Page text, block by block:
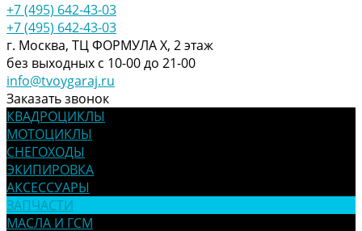
+7 (495) 642-43-03
+7 (495) 642-43-03
г. Москва, ТЦ ФОРМУЛА Х, 2 этаж
без выходных с 10-00 до 21-00
info@tvoygaraj.ru
Заказать звонок
КВАДРОЦИКЛЫ
МОТОЦИКЛЫ
СНЕГОХОДЫ
ЭКИПИРОВКА
АКСЕССУАРЫ
ЗАПЧАСТИ
МАСЛА И ГСМ